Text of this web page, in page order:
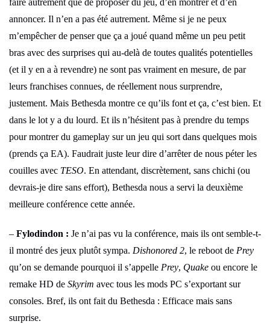
faire autrement que de proposer du jeu, d’en montrer et d’en
annoncer. Il n’en a pas été autrement. Même si je ne peux
m’empêcher de penser que ça a joué quand même un peu petit
bras avec des surprises qui au-delà de toutes qualités potentielles
(et il y en a à revendre) ne sont pas vraiment en mesure, de par
leurs franchises connues, de réellement nous surprendre,
justement. Mais Bethesda montre ce qu’ils font et ça, c’est bien. Et
dans le lot y a du lourd. Et ils n’hésitent pas à prendre du temps
pour montrer du gameplay sur un jeu qui sort dans quelques mois
(prends ça EA). Faudrait juste leur dire d’arrêter de nous péter les
couilles avec TESO. En attendant, discrètement, sans chichi (ou
devrais-je dire sans effort), Bethesda nous a servi la deuxième
meilleure conférence cette année.
– Fylodindon : Je n’ai pas vu la conférence, mais ils ont semble-t-
il montré des jeux plutôt sympa. Dishonored 2, le reboot de Prey
qu’on se demande pourquoi il s’appelle Prey, Quake ou encore le
remake HD de Skyrim avec tous les mods PC s’exportant sur
consoles. Bref, ils ont fait du Bethesda : Efficace mais sans
surprise.